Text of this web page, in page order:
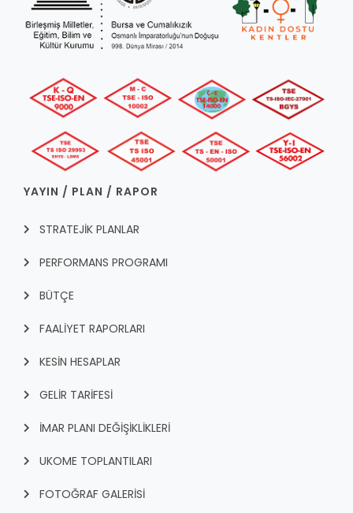
YÖNETMELIKLER / YÖNERGELER
KAMU HİZMET STANDARTLARI (KAHİS)
RUHSATLI HAFRİYAT ALANLARI
ŞİKAYET TAKİBİ (KURUMLAR)
MÜHENDİS, MİMAR VE SÜRVEYAN KAYITLARI (İLÇE
MÜHENDİS, MİMAR VE SÜRVEYAN KAYITLARI
VEFAT KAYDI GİRİŞİ (İLÇE BELEDİYELER)
YER SEÇİM BELGESİ, MOBİL VE SAHA DOLABI BAŞVURULARI
GÜNLÜK KAZI ÇALIŞMALARI
YAYIN / PLAN / RAPOR
STRATEJİK PLANLAR
PERFORMANS PROGRAMI
BÜTÇE
FAALİYET RAPORLARI
KESİN HESAPLAR
GELİR TARİFESİ
İMAR PLANI DEĞİŞİKLİKLERİ
UKOME TOPLANTILARI
FOTOĞRAF GALERİSİ